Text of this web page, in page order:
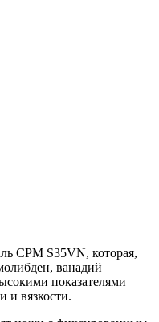
CPM S35VN, которая,
ванадий
показателями
и вязкости.